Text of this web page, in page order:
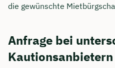
die gewünschte
Anfrage bei
Kautionsanbietern